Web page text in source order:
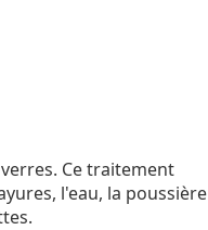
Ce traitement
l'eau, la poussière